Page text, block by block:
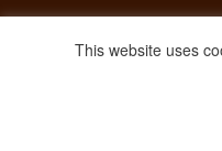
This website uses